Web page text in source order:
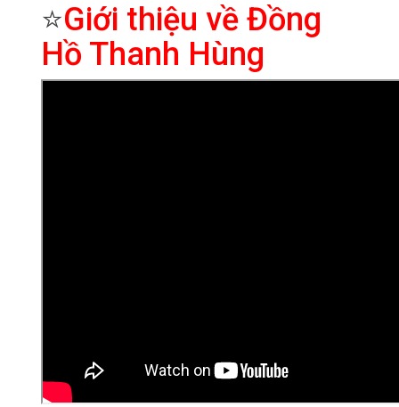
⭐Giới thiệu về Đồng
Hồ Thanh Hùng